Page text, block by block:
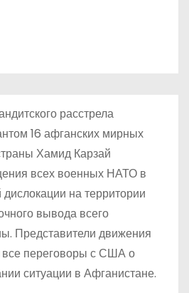
расстрела
16 афганских мирных
Хамид Карзай
всех военных НАТО в
на территории
вывода всего
Представители движения
все переговоры с США о
ситуации в Афганистане.